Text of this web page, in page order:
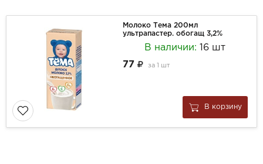
Молоко Тема 200мл
ультрапастер. обогащ 3,2%
В наличии:
16 шт
77
за 1 шт
В корзину